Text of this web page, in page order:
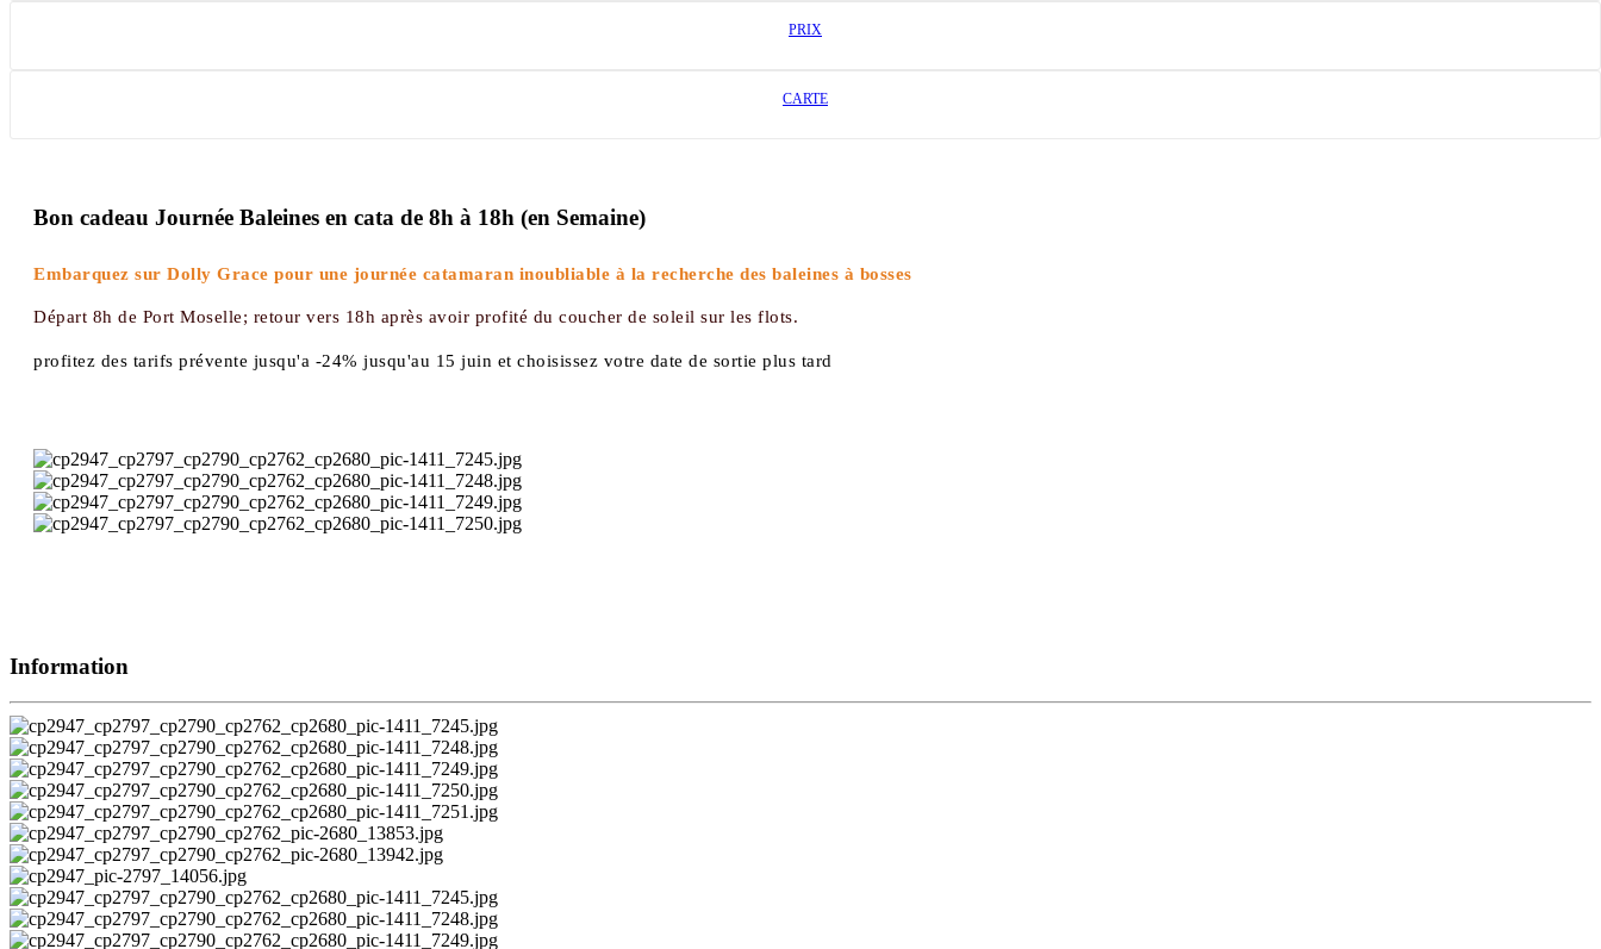
PRIX
CARTE
Bon cadeau Journée Baleines en cata de 8h à 18h (en Semaine)
Embarquez sur Dolly Grace pour une journée catamaran inoubliable à la recherche des baleines à bosses
Départ 8h de Port Moselle; retour vers 18h après avoir profité du coucher de soleil sur les flots.
profitez des tarifs prévente jusqu'a -24% jusqu'au 15 juin et choisissez votre date de sortie plus tard
Information